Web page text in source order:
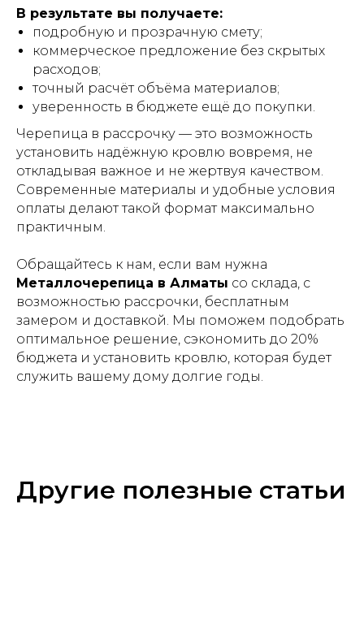
В результате вы получаете:
подробную и прозрачную смету;
коммерческое предложение без скрытых
расходов;
точный расчёт объёма материалов;
уверенность в бюджете ещё до покупки.
Черепица в рассрочку — это возможность
установить надёжную кровлю вовремя, не
откладывая важное и не жертвуя качеством.
Современные материалы и удобные условия
оплаты делают такой формат максимально
практичным.
Обращайтесь к нам, если вам нужна
Металлочерепица в Алматы со склада, с
возможностью рассрочки, бесплатным
замером и доставкой. Мы поможем подобрать
оптимальное решение, сэкономить до 20%
бюджета и установить кровлю, которая будет
служить вашему дому долгие годы.
Другие полезные статьи